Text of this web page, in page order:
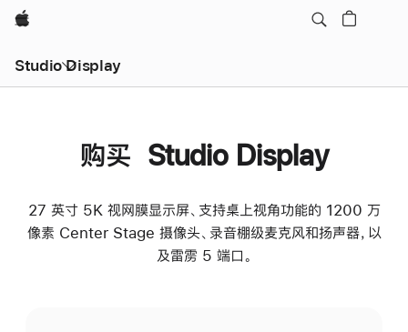
Apple
Studio Display
购买 Studio Display
27 英寸 5K 视网膜显示屏、支持桌上视角功能的 1200 万
像素 Center Stage 摄像头、录音棚级麦克风和扬声器，以
及雷雳 5 端口。